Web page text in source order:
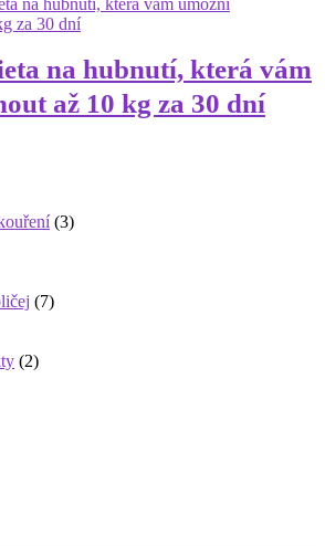
na hubnutí, která vám
až 10 kg za 30 dní
(3)
(7)
(2)